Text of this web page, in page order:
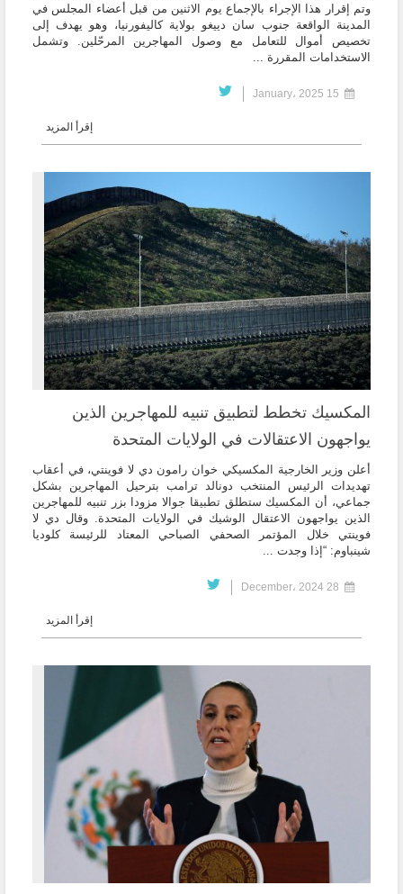
وتم إقرار هذا الإجراء بالإجماع يوم الاثنين من قبل أعضاء المجلس في
المدينة الواقعة جنوب سان دييغو بولاية كاليفورنيا، وهو يهدف إلى
تخصيص أموال للتعامل مع وصول المهاجرين المرحّلين. وتشمل
الاستخدامات المقررة ...
إقرأ المزيد
المكسيك تخطط لتطبيق تنبيه للمهاجرين الذين
يواجهون الاعتقالات في الولايات المتحدة
أعلن وزير الخارجية المكسيكي خوان رامون دي لا فوينتي، في أعقاب
تهديدات الرئيس المنتخب دونالد ترامب بترحيل المهاجرين بشكل
جماعي، أن المكسيك ستطلق تطبيقا جوالا مزودا بزر تنبيه للمهاجرين
الذين يواجهون الاعتقال الوشيك في الولايات المتحدة. وقال دي لا
فوينتي خلال المؤتمر الصحفي الصباحي المعتاد للرئيسة كلوديا
شينباوم: “إذا وجدت ...
إقرأ المزيد